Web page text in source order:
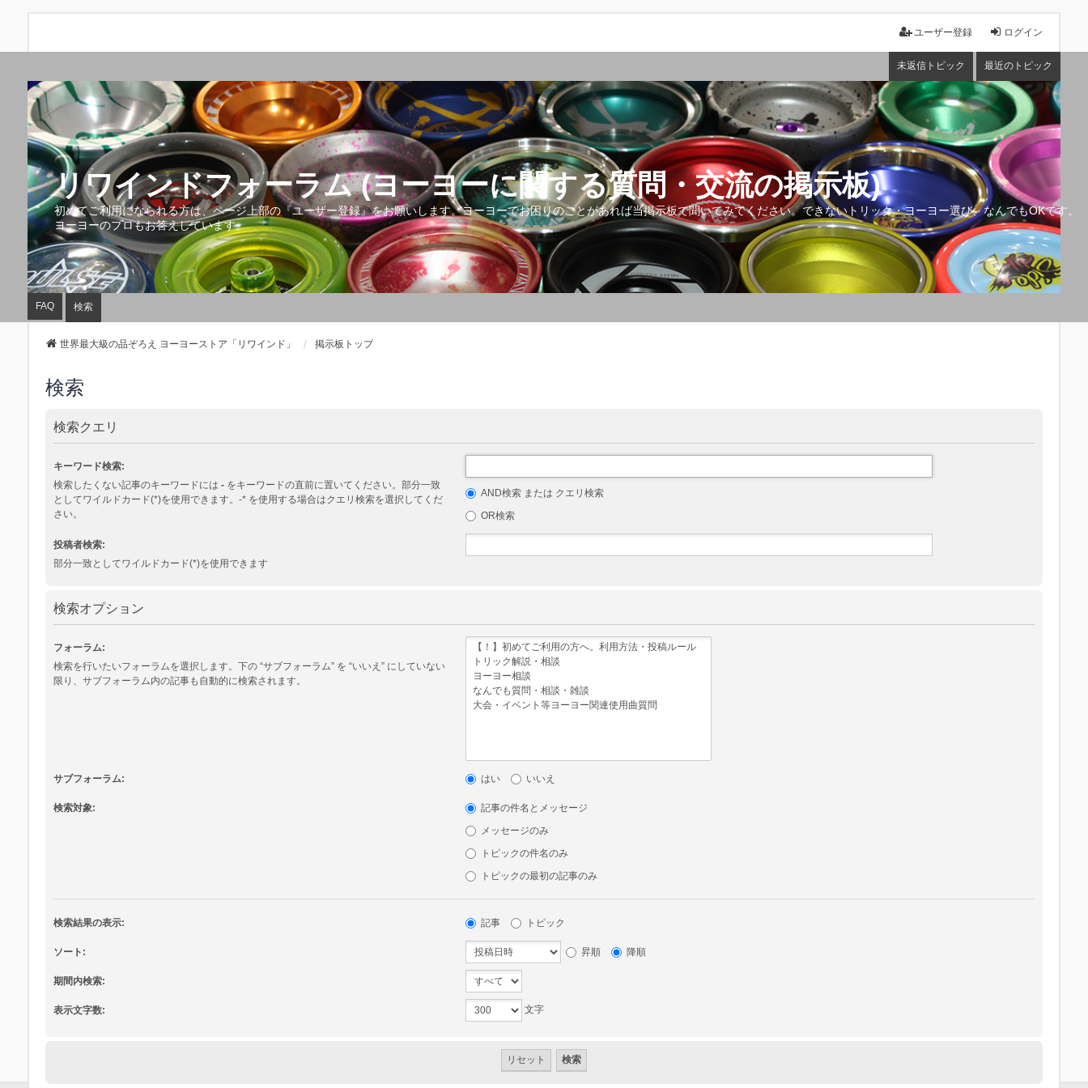
ログイン
ユーザー登録
未返信トピック 最近のトピック
リワインドフォーラム (ヨーヨーに関する質問・交流の掲示板)
初めてご利用になられる方は、ページ上部の『ユーザー登録』をお願いします。ヨーヨーでお困りのことがあれば当掲示板で聞いてみてください。できないトリック・ヨーヨー選び、なんでもOKです。
ヨーヨーのプロもお答えしています。
FAQ 検索
世界最大級の品ぞろえ ヨーヨーストア「リワインド」 掲示板トップ
検索
検索クエリ
キーワード検索:
検索したくない記事のキーワードには -をキーワードの直前に置いてください。部分一致
としてワイルドカード(*)を使用できます。-* を使用する場合はクエリ検索を選択してくだ
さい。
AND検索 または クエリ検索
OR検索
投稿者検索:
部分一致としてワイルドカード(*)を使用できます
検索オプション
フォーラム:
検索を行いたいフォーラムを選択します。下の “サブフォーラム” を “いいえ” にしていない
限り、サブフォーラム内の記事も自動的に検索されます。
サブフォーラム: はい いいえ
検索対象:
記事の件名とメッセージ
メッセージのみ
トピックの件名のみ
トピックの最初の記事のみ
検索結果の表示: 記事 トピック
ソート: 昇順 降順
期間内検索:
表示文字数: 文字